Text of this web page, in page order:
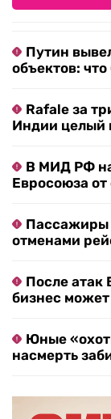
Путин
объектов:
Rafale за
Индии целый
В МИД РФ
Евросоюза
Пассажиры
отменами
После атак
бизнес может
Юные
насмерть